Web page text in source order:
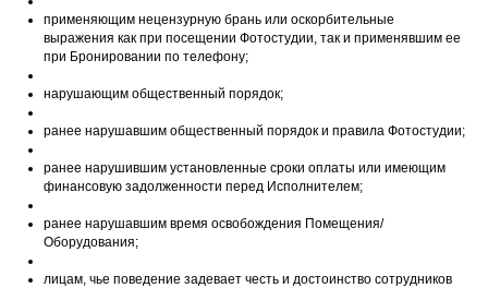
применяющим нецензурную брань или оскорбительные
выражения как при посещении Фотостудии, так и применявшим ее
при Бронировании по телефону;
нарушающим общественный порядок;
ранее нарушавшим общественный порядок и правила Фотостудии;
ранее нарушившим установленные сроки оплаты или имеющим
финансовую задолженности перед Исполнителем;
ранее нарушавшим время освобождения Помещения/
Оборудования;
лицам, чье поведение задевает честь и достоинство сотрудников